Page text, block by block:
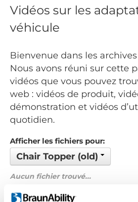
Vidéos sur les
véhicule
Bienvenue dans les
Nous avons réuni sur cette
vidéos que vous pouvez
web : vidéos de produit,
démonstration et vidéos
quotidien.
Afficher les fichiers pour:
Chair Topper (old)
Aucun fichier trouvé...